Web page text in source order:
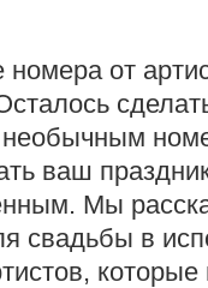
от
необычным
ваш
Мы
свадьбы в